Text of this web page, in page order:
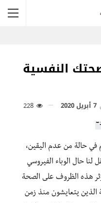
النفسية
7 أبريل 2020
في حالة من عدم اليقين،
لنا حال الوباء الفيروسي
هذه الظروف على الصحة
يتعايشون منذ زمن